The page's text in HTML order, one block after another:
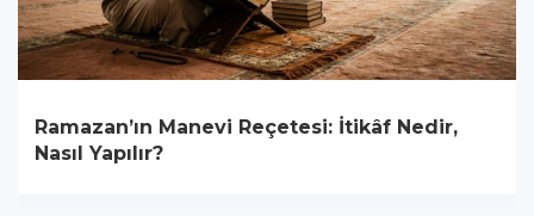
Ramazan’ın Manevi Reçetesi: İtikâf Nedir,
Nasıl Yapılır?